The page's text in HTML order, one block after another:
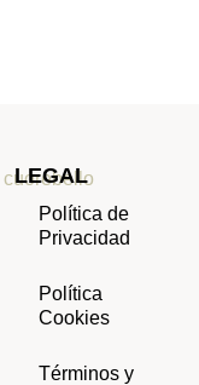
LEGAL
Política de
Privacidad
Política
Cookies
Términos y